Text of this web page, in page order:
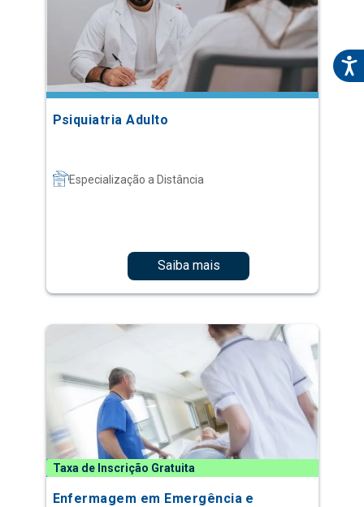
Psiquiatria Adulto
Especialização a Distância
Saiba mais
Taxa de Inscrição Gratuita
Enfermagem em Emergência e